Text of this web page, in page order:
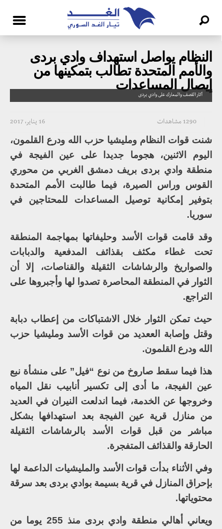
النظام يواصل استهداف وادي بردى
والأمم المتحدة تطالب بتمكينها من
إيصال المساعدات
آثار القصف والمعارك على وادي بردى
16 يناير، 2017 1290 مشاهدات
شنت قوات النظام ومليشيا حزب الله ودرع القلمون،
اليوم الاثنين، هجوما جديدا على عين الفيجة في
منطقة وادي بردى بريف دمشق الغربي من محوري
القوس وراس الصيرة، فيما طالبت الأمم المتحدة
بتوفير إمكانية توصيل المساعدات للمحتاجين في
سوريا.
وقد قامت قوات الأسد وحليفاتها بمهاجمة المنطقة
تحت غطاء مكثف بقذائف المدفعية والدبابات
والصواريخ والرشاشات الثقيلة والقناصات، إلا أن
الثوار في المنطقة المحاصرة تصدوا لها وأجبروها على
التراجع.
حيث تمكن الثوار خلال الاشتباكات من إعطاب دبابة
وقتل وإصابة الععديد من قوات الأسد ومليشيا حزب
الله ودرع القلمون.
هذا فيما سقط صاروخ من نوع “فيل” على منشأة نبع
عين الفيجة، ما أدى إلى تكسير أنابيب نقل المياه
وخروجها عن الخدمة، فيما اندلعت النيران في العديد
من منازل قرية عين الفيجة بعد استهدافها بشكل
مباشر من قبل قوات الأسد بالرشاشات الثقيلة
الحارقة والقذائف المتفجرة.
وفي الأثناء بدأت قوات الأسد والمليشيات الداعمة لها
بإحراق المنازل في قرية بسيمة بوادي بردى بعد سرقة
محتوياتها.
ويعاني أهالي منطقة وادي بردى منذ 255 يوما من